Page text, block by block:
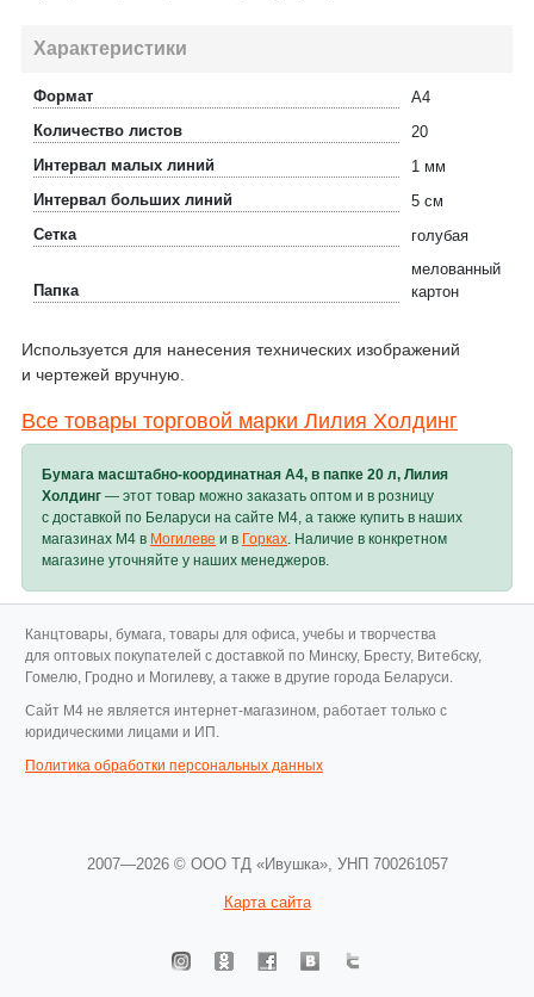
Характеристики
Формат
A4
Количество листов
20
Интервал малых линий
1 мм
Интервал больших линий
5 см
Сетка
голубая
Папка
мелованный
картон
Используется для нанесения технических изображений
и чертежей вручную.
Все товары торговой марки Лилия Холдинг
Бумага масштабно-координатная А4, в папке 20 л, Лилия
Холдинг — этот товар можно заказать оптом и в розницу
с доставкой по Беларуси на сайте M4, а также купить в наших
магазинах M4 в Могилеве и в Горках. Наличие в конкретном
магазине уточняйте у наших менеджеров.
Канцтовары, бумага, товары для офиса, учебы и творчества
для оптовых покупателей с доставкой по Минску, Бресту, Витебску,
Гомелю, Гродно и Могилеву, а также в другие города Беларуси.
Cайт M4 не является интернет-магазином, работает только с
юридическими лицами и ИП.
Политика обработки персональных данных
2007—2026 © ООО ТД «Ивушка», УНП 700261057
Карта сайта